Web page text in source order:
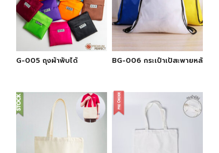
BG-005 ถุงผ้าพับได้ BG-006 กระเป๋าเป้สะพายหลัง